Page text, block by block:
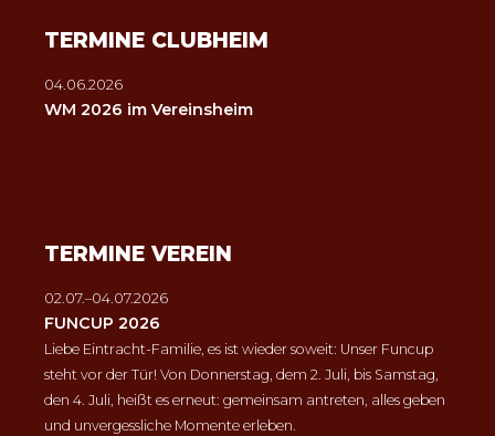
TERMINE CLUBHEIM
04.06.2026
WM 2026 im Vereinsheim
TERMINE VEREIN
02.07.–04.07.2026
FUNCUP 2026
Liebe Eintracht-Familie, es ist wieder soweit: Unser Funcup
steht vor der Tür! Von Donnerstag, dem 2. Juli, bis Samstag,
den 4. Juli, heißt es erneut: gemeinsam antreten, alles geben
und unvergessliche Momente erleben.